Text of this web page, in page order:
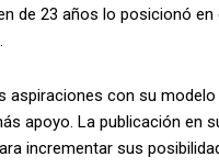
de 23 años lo posicionó
aspiraciones con su modelo
apoyo. La publicación en
incrementar sus